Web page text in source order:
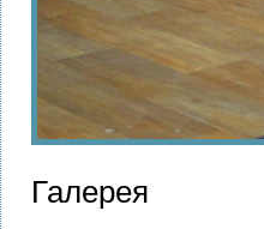
Галерея